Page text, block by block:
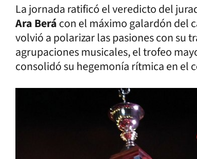
La jornada ratificó el veredicto del
Ara Berácon el máximo galardón del
volvió a polarizar las pasiones con su
agrupaciones musicales, el trofeo
consolidó su hegemonía rítmica en el